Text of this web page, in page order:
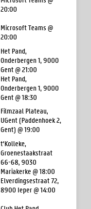
20:00
Microsoft Teams @
20:00
Het Pand,
Onderbergen 1, 9000
Gent @ 21:00
Het Pand,
Onderbergen 1, 9000
Gent @ 18:30
Filmzaal Plateau,
UGent (Paddenhoek 2,
Gent) @ 19:00
t'Kolleke,
Groenestaakstraat
66-68, 9030
Mariakerke @ 18:00
Elverdingsestraat 72,
8900 Ieper @ 14:00